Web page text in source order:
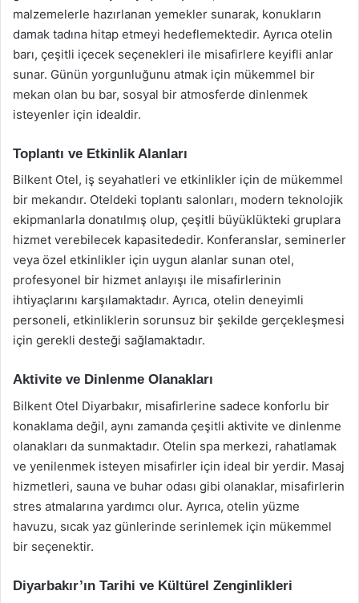
malzemelerle hazırlanan yemekler sunarak, konukların
damak tadına hitap etmeyi hedeflemektedir. Ayrıca otelin
barı, çeşitli içecek seçenekleri ile misafirlere keyifli anlar
sunar. Günün yorgunluğunu atmak için mükemmel bir
mekan olan bu bar, sosyal bir atmosferde dinlenmek
isteyenler için idealdir.
Toplantı ve Etkinlik Alanları
Bilkent Otel, iş seyahatleri ve etkinlikler için de mükemmel
bir mekandır. Oteldeki toplantı salonları, modern teknolojik
ekipmanlarla donatılmış olup, çeşitli büyüklükteki gruplara
hizmet verebilecek kapasitededir. Konferanslar, seminerler
veya özel etkinlikler için uygun alanlar sunan otel,
profesyonel bir hizmet anlayışı ile misafirlerinin
ihtiyaçlarını karşılamaktadır. Ayrıca, otelin deneyimli
personeli, etkinliklerin sorunsuz bir şekilde gerçekleşmesi
için gerekli desteği sağlamaktadır.
Aktivite ve Dinlenme Olanakları
Bilkent Otel Diyarbakır, misafirlerine sadece konforlu bir
konaklama değil, aynı zamanda çeşitli aktivite ve dinlenme
olanakları da sunmaktadır. Otelin spa merkezi, rahatlamak
ve yenilenmek isteyen misafirler için ideal bir yerdir. Masaj
hizmetleri, sauna ve buhar odası gibi olanaklar, misafirlerin
stres atmalarına yardımcı olur. Ayrıca, otelin yüzme
havuzu, sıcak yaz günlerinde serinlemek için mükemmel
bir seçenektir.
Diyarbakır’ın Tarihi ve Kültürel Zenginlikleri